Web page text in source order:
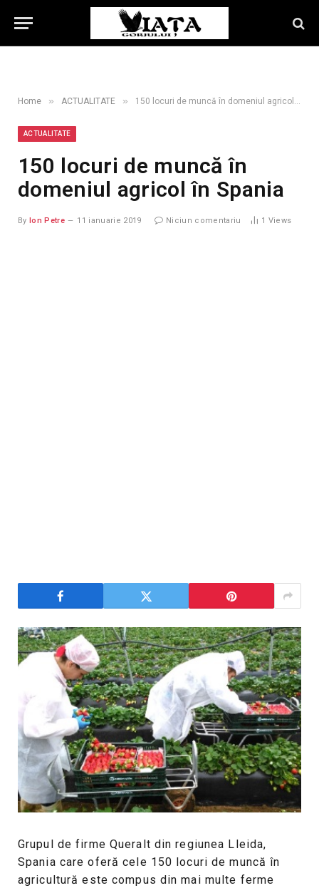
Home » ACTUALITATE » 150 locuri de muncă în domeniul agricol în Spania
ACTUALITATE
150 locuri de muncă în
domeniul agricol în Spania
By Ion Petre 11 ianuarie 2019 Niciun comentariu 1 Views
Grupul de firme Queralt din regiunea Lleida,
Spania care oferă cele 150 locuri de muncă în
agricultură este compus din mai multe ferme